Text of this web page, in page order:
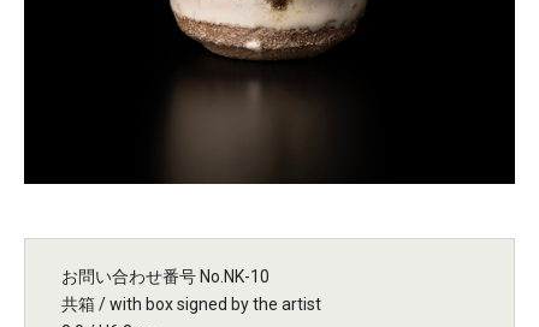
お問い合わせ番号 No.NK-10
共箱 / with box signed by the artist